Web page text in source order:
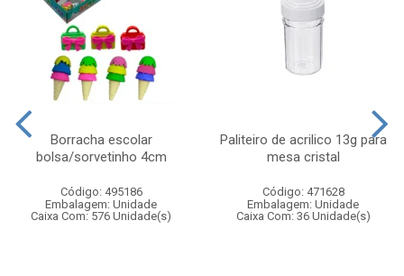
Borracha escolar
bolsa/sorvetinho 4cm
Código: 495186
Embalagem: Unidade
Caixa Com: 576 Unidade(s)
Paliteiro de acrilico 13g para
mesa cristal
Código: 471628
Embalagem: Unidade
Caixa Com: 36 Unidade(s)